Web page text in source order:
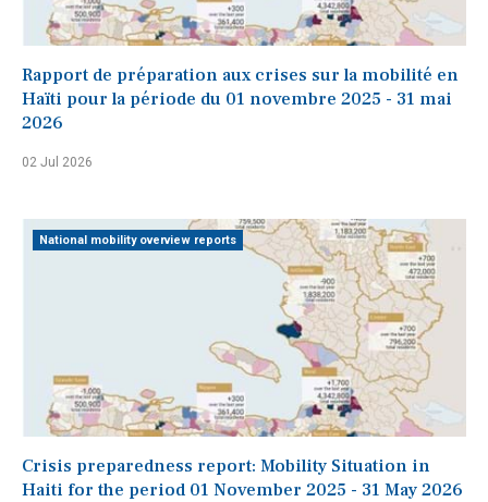
Rapport de préparation aux crises sur la mobilité en
Haïti pour la période du 01 novembre 2025 - 31 mai
2026
02 Jul 2026
Crisis preparedness report: Mobility Situation in
Haiti for the period 01 November 2025 - 31 May 2026
National mobility overview reports